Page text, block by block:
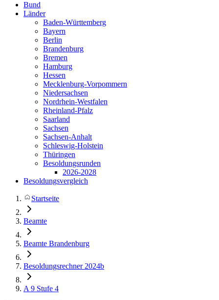
Bund
Länder
Baden-Württemberg
Bayern
Berlin
Brandenburg
Bremen
Hamburg
Hessen
Mecklenburg-Vorpommern
Niedersachsen
Nordrhein-Westfalen
Rheinland-Pfalz
Saarland
Sachsen
Sachsen-Anhalt
Schleswig-Holstein
Thüringen
Besoldungsrunden
2026-2028
Besoldungsvergleich
Startseite
Beamte
Beamte Brandenburg
Besoldungsrechner 2024b
A 9 Stufe 4